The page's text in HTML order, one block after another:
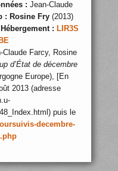
: Jean-Claude
: Rosine Fry(2013)
Hébergement : LIR3S
Claude Farcy, Rosine
d’État de décembre
Europe), [En
2013 (adresse
puis le
decembre-